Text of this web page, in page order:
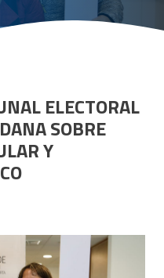
ELECTORAL
SOBRE
Y